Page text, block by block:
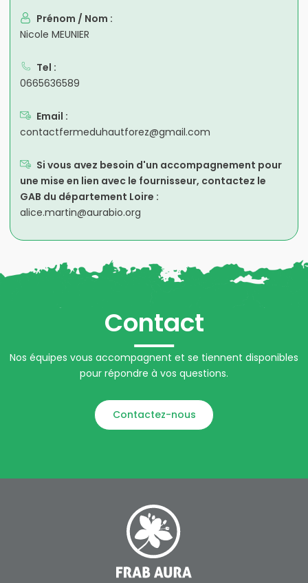
Prénom / Nom :
Nicole MEUNIER
Tel :
0665636589
Email :
contactfermeduhautforez@gmail.com
Si vous avez besoin d'un accompagnement pour
une mise en lien avec le fournisseur, contactez le
GAB du département Loire :
alice.martin@aurabio.org
Contact
Nos équipes vous accompagnent et se tiennent disponibles
pour répondre à vos questions.
Contactez-nous